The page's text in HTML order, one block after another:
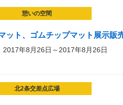
憩いの空間
ット、ゴムチップマット展示販
2017年8月26日～2017年8月26日
北2条交差点広場